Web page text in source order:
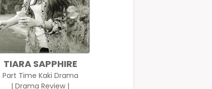
TIARA SAPPHIRE
Part Time Kaki Drama
| Drama Review |